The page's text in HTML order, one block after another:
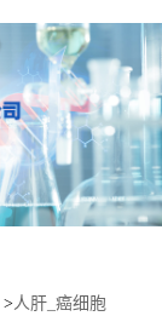
>人肝_癌细胞